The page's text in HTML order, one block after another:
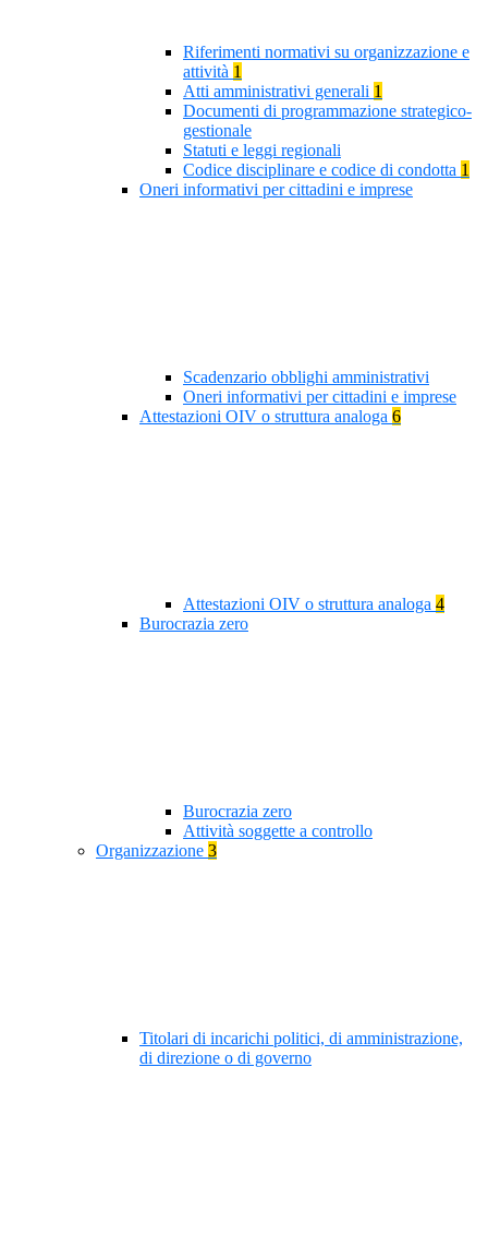
Riferimenti normativi su organizzazione e
attività 1
Atti amministrativi generali 1
Documenti di programmazione strategico-
gestionale
Statuti e leggi regionali
Codice disciplinare e codice di condotta 1
Oneri informativi per cittadini e imprese
Scadenzario obblighi amministrativi
Oneri informativi per cittadini e imprese
Attestazioni OIV o struttura analoga 6
Attestazioni OIV o struttura analoga 4
Burocrazia zero
Burocrazia zero
Attività soggette a controllo
Organizzazione 3
Titolari di incarichi politici, di amministrazione,
di direzione o di governo